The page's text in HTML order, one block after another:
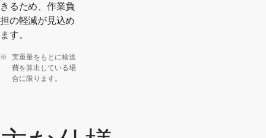
きるため、作業負
担の軽減が見込め
ます。
※
実重量をもとに輸送
費を算出している場
合に限ります。